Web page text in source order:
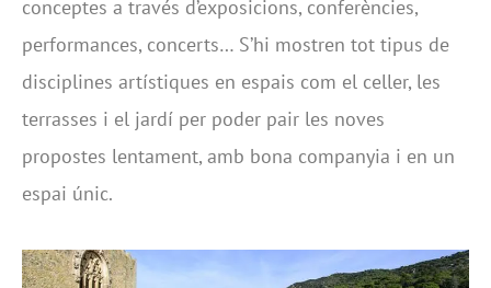
conceptes a través d’exposicions, conferències,
performances, concerts… S’hi mostren tot tipus de
disciplines artístiques en espais com el celler, les
terrasses i el jardí per poder pair les noves
propostes lentament, amb bona companyia i en un
espai únic.